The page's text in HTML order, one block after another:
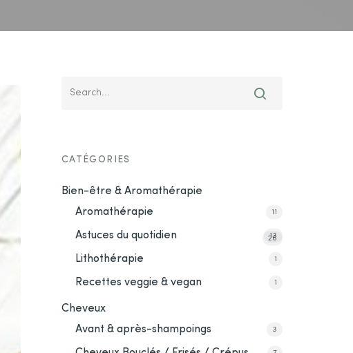
CATÉGORIES
Bien-être & Aromathérapie
26
Aromathérapie 11
Astuces du quotidien 13
Lithothérapie 1
Recettes veggie & vegan 1
Cheveux
Avant & après-shampoings 3